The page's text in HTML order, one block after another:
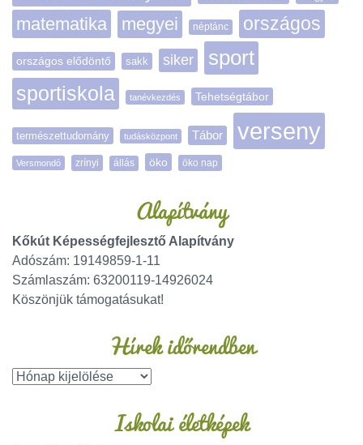
matematika megyei néptánc országos
országos elődöntő sakk siker sport
sportiskola tanévkezdés Tehetségtábor
természettudomány tudásközpont Tábor verseny
Versmondó zrínyi állás öko öko nap
Alapítvány
Kőkút Képességfejlesztő Alapítvány
Adószám: 19149859-1-11
Számlaszám: 63200119-14926024
Köszönjük támogatásukat!
Hírek időrendben
Iskolai életképek